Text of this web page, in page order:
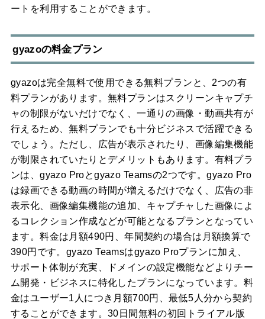
ートを利用することができます。
gyazoの料金プラン
gyazoは完全無料で使用できる無料プランと、2つの有
料プランがあります。無料プランはスクリーンキャプチ
ャの制限がないだけでなく、一通りの画像・動画共有が
行えるため、無料プランでも十分ビジネスで活躍できる
でしょう。ただし、広告が表示されたり、画像編集機能
が制限されていたりとデメリットもあります。有料プラ
ンは、gyazo Proとgyazo Teamsの2つです。gyazo Pro
は録画できる動画の時間が増えるだけでなく、広告の非
表示化、画像編集機能の追加、キャプチャした画像によ
るコレクション作成などが可能となるプランとなってい
ます。料金は月額490円、年間契約の場合は月額換算で
390円です。gyazo Teamsはgyazo Proプランに加え、
サポート体制が充実、ドメインの設定機能などよりチー
ム開発・ビジネスに特化したプランになっています。料
金はユーザー1人につき月額700円、最低5人分から契約
することができます。30日間無料の初回トライアル版